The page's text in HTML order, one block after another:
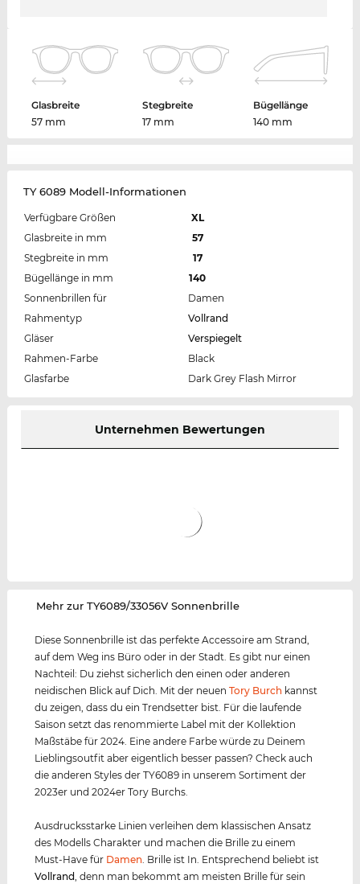
Glasbreite
57 mm
Stegbreite
17 mm
Bügellänge
140 mm
TY 6089 Modell-Informationen
Verfügbare Größen
XL
Glasbreite in mm
57
Stegbreite in mm
17
Bügellänge in mm
140
Sonnenbrillen für
Damen
Rahmentyp
Vollrand
Gläser
Verspiegelt
Rahmen-Farbe
Black
Glasfarbe
Dark Grey Flash Mirror
Unternehmen Bewertungen
‌Mehr zur TY6089/33056V Sonnenbrille
Diese Sonnenbrille ist das perfekte Accessoire am Strand,
auf dem Weg ins Büro oder in der Stadt. Es gibt nur einen
Nachteil: Du ziehst sicherlich den einen oder anderen
neidischen Blick auf Dich. Mit der neuenTory Burch kannst
du zeigen, dass du ein Trendsetter bist. Für die laufende
Saison setzt das renommierte Label mit der Kollektion
Maßstäbe für 2024. Eine andere Farbe würde zu Deinem
Lieblingsoutfit aber eigentlich besser passen? Check auch
die anderen Styles der TY6089 in unserem Sortiment der
2023er und 2024er Tory Burchs.
Ausdrucksstarke Linien verleihen dem klassischen Ansatz
des Modells Charakter und machen die Brille zu einem
Must-Have für Damen. Brille ist In. Entsprechend beliebt ist
Vollrand, denn man bekommt am meisten Brille für sein